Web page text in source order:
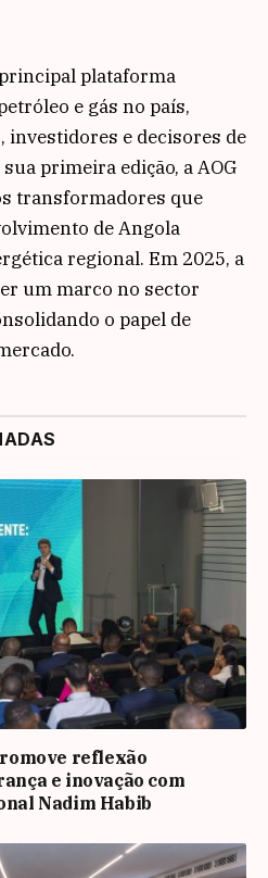
plataforma
e gás no país,
e decisores de
primeira edição, a AOG
transformadores que
de Angola
regional. Em 2025, a
um marco no sector
o papel de
reflexão
e inovação com
Nadim Habib